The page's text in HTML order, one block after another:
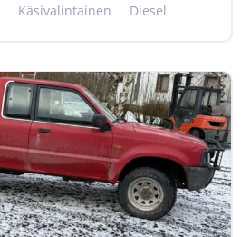
Käsivalintainen Diesel